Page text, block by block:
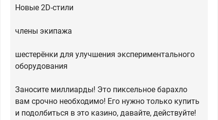
Новые 2D-стили
члены экипажа
шестерёнки для улучшения экспериментального
оборудования
Заносите миллиарды! Это пиксельное барахло
вам срочно необходимо! Его нужно только купить
и подолбиться в это казино, давайте, действуйте!